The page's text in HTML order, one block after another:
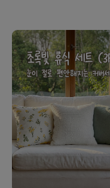
있어요